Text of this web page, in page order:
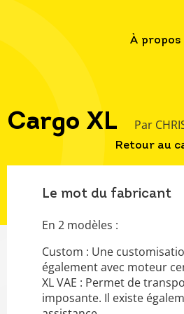
À propos
Cargo XL Par
Retour au
Le mot du fabricant
En 2 modèles :
Custom : Une
également avec moteur
XL VAE : Permet de
imposante. Il existe